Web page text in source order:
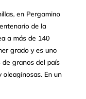
en Pergamino
de la
a más de 140
grado y es uno
granos del país
oleaginosas. En un